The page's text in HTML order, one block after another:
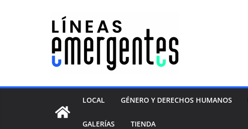
LOCAL GÉNERO Y DERECHOS HUMANOS
GALERÍAS TIENDA